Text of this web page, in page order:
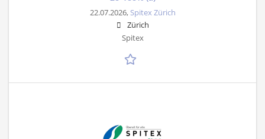
22.07.2026, Spitex Zürich
Zürich
Spitex